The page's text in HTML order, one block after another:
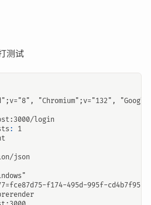
测试
"Chromium";v="132", "Google
login
:
1
json
f174-495d-995f-